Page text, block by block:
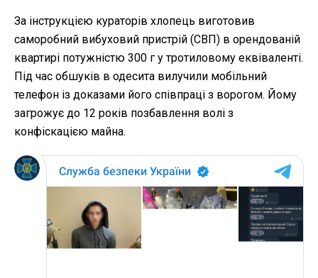
За інструкцією кураторів хлопець виготовив
саморобний вибуховий пристрій (СВП) в орендованій
квартирі потужністю 300 г у тротиловому еквіваленті.
Під час обшуків в одесита вилучили мобільний
телефон із доказами його співпраці з ворогом. Йому
загрожує до 12 років позбавлення волі з
конфіскацією майна.